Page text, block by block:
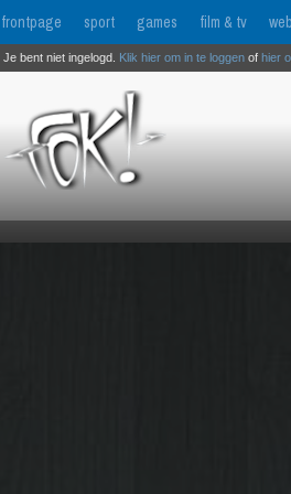
frontpage sport games film & tv
Je bent niet ingelogd. Klik hier om in te loggen of hier